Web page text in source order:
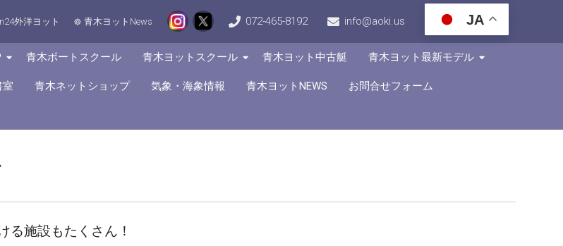
外洋ヨット 青木ヨットNews 072-465-8192 info@aoki.us JA
青木ボートスクール 青木ヨットスクール 青木ヨット中古艇 青木ヨット最新モデル
室 青木ネットショップ 気象・海象情報 青木ヨットNEWS お問合せフォーム
る施設もたくさん！